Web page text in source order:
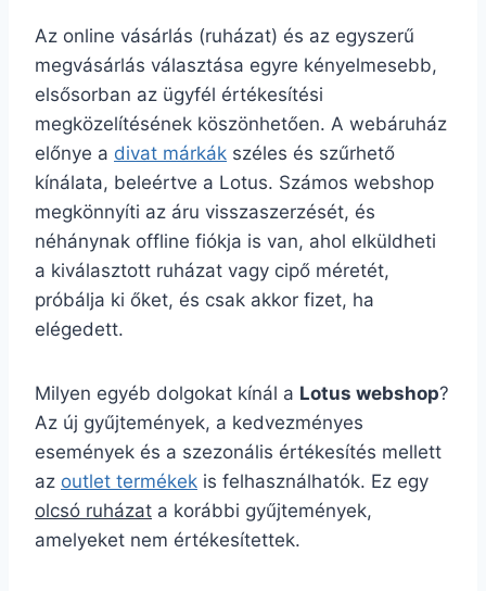
Az online vásárlás (ruházat) és az egyszerű
megvásárlás választása egyre kényelmesebb,
elsősorban az ügyfél értékesítési
megközelítésének köszönhetően. A webáruház
előnye a divat márkák széles és szűrhető
kínálata, beleértve a Lotus. Számos webshop
megkönnyíti az áru visszaszerzését, és
néhánynak offline fiókja is van, ahol elküldheti
a kiválasztott ruházat vagy cipő méretét,
próbálja ki őket, és csak akkor fizet, ha
elégedett.
Milyen egyéb dolgokat kínál a Lotus webshop?
Az új gyűjtemények, a kedvezményes
események és a szezonális értékesítés mellett
az outlet termékek is felhasználhatók. Ez egy
olcsó ruházat a korábbi gyűjtemények,
amelyeket nem értékesítettek.